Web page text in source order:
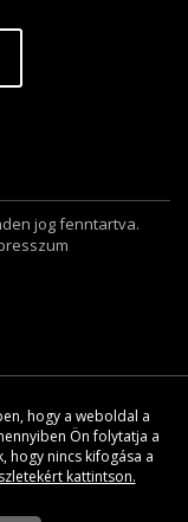
jog fenntartva.
hogy a weboldal a
Ön folytatja a
hogy nincs kifogása a
kattintson.